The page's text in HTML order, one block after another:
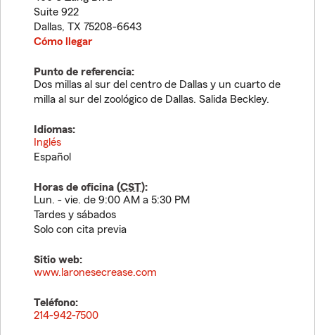
Suite 922
Dallas, TX 75208-6643
Cómo llegar
Punto de referencia:
Dos millas al sur del centro de Dallas y un cuarto de
milla al sur del zoológico de Dallas. Salida Beckley.
Idiomas:
Inglés
Español
Horas de oficina (CST):
Lun. - vie. de 9:00 AM a 5:30 PM
Tardes y sábados
Solo con cita previa
Sitio web:
www.laronesecrease.com
Teléfono:
214-942-7500